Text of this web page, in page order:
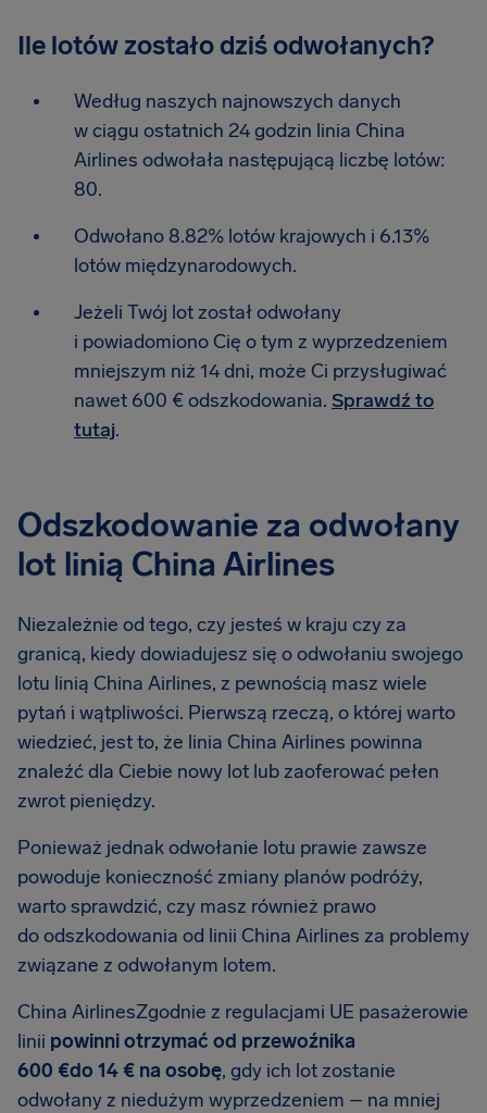
Ile lotów zostało dziś odwołanych?
Według naszych najnowszych danych
w ciągu ostatnich 24 godzin linia China
Airlines odwołała następującą liczbę lotów:
80.
Odwołano 8.82% lotów krajowych i 6.13%
lotów międzynarodowych.
Jeżeli Twój lot został odwołany
i powiadomiono Cię o tym z wyprzedzeniem
mniejszym niż 14 dni, może Ci przysługiwać
nawet 600 € odszkodowania. Sprawdź to
tutaj.
Odszkodowanie za odwołany
lot linią China Airlines
Niezależnie od tego, czy jesteś w kraju czy za
granicą, kiedy dowiadujesz się o odwołaniu swojego
lotu linią China Airlines, z pewnością masz wiele
pytań i wątpliwości. Pierwszą rzeczą, o której warto
wiedzieć, jest to, że linia China Airlines powinna
znaleźć dla Ciebie nowy lot lub zaoferować pełen
zwrot pieniędzy.
Ponieważ jednak odwołanie lotu prawie zawsze
powoduje konieczność zmiany planów podróży,
warto sprawdzić, czy masz również prawo
do odszkodowania od linii China Airlines za problemy
związane z odwołanym lotem.
China AirlinesZgodnie z regulacjami UE pasażerowie
linii powinni otrzymać od przewoźnika
600 €do 14 € na osobę, gdy ich lot zostanie
odwołany z niedużym wyprzedzeniem – na mniej